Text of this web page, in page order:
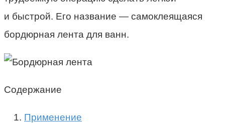
и быстрой. Его название — самоклеящаяся
бордюрная лента для ванн.
Содержание
Применение